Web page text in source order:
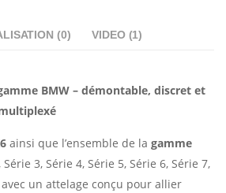
(0) VIDEO (1)
BMW – démontable, discret et
ainsi que l’ensemble de la gamme
3, Série 4, Série 5, Série 6, Série 7,
avec un attelage conçu pour allier